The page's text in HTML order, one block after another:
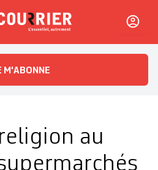
L'essentiel, autrement
M'ABONNE
au